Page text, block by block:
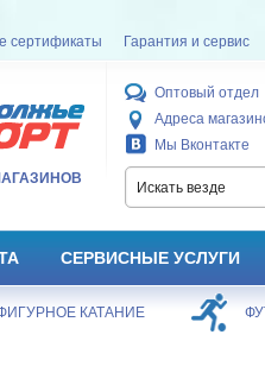
сертификаты Гарантия и сервис
Оптовый отдел
Адреса
Мы Вконтакте
Искать везде
СЕРВИСНЫЕ УСЛУГИ
КАТАНИЕ